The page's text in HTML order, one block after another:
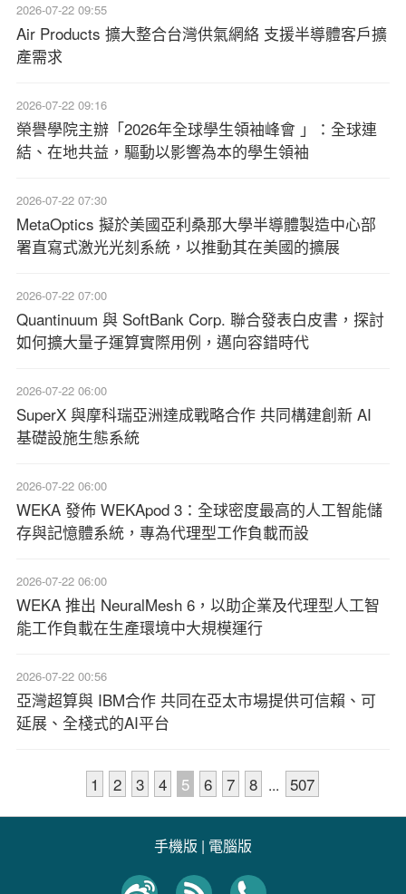
2026-07-22 09:55
Air Products 擴大整合台灣供氣網絡 支援半導體客戶擴
產需求
2026-07-22 09:16
榮譽學院主辦「2026年全球學生領袖峰會 」：全球連
結、在地共益，驅動以影響為本的學生領袖
2026-07-22 07:30
MetaOptics 擬於美國亞利桑那大學半導體製造中心部
署直寫式激光光刻系統，以推動其在美國的擴展
2026-07-22 07:00
Quantinuum 與 SoftBank Corp. 聯合發表白皮書，探討
如何擴大量子運算實際用例，邁向容錯時代
2026-07-22 06:00
SuperX 與摩科瑞亞洲達成戰略合作 共同構建創新 AI
基礎設施生態系統
2026-07-22 06:00
WEKA 發佈 WEKApod 3：全球密度最高的人工智能儲
存與記憶體系統，專為代理型工作負載而設
2026-07-22 06:00
WEKA 推出 NeuralMesh 6，以助企業及代理型人工智
能工作負載在生產環境中大規模運行
2026-07-22 00:56
亞灣超算與 IBM合作 共同在亞太市場提供可信賴、可
延展、全棧式的AI平台
1 2 3 4 5 6 7 8 ... 507
手機版 | 電腦版